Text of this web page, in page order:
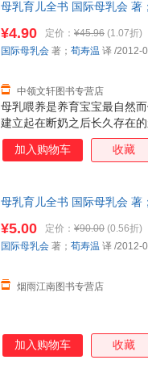
母乳育儿全书 国际母乳会 著
母乳喂养是养育宝宝最自然
建立起在断奶之后长久存在
支持，已成为全球妈妈信赖
哺乳期可能遇到的所有问题
疸、乳腺炎和更多其他病症
¥4.90 定价： ¥45.96 (1.07折)
中领文轩图书专营店
国际母乳会 著； 荀寿温 译 /2012-
加入购物车 收藏
母乳育儿全书 国际母乳会 著
¥5.00 定价： ¥90.00 (0.56折)
烟雨江南图书专营店
国际母乳会 著； 荀寿温 译 /2012-
加入购物车 收藏